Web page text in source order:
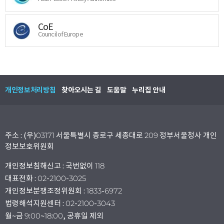
CoE
Council of Europe
개인정보처리방침 찾아오시는 길 도움말 누리집 안내
주소 : (우)03171 서울특별시 종로구 세종대로 209 정부서울청사 개인
정보보호위원회
개인정보침해신고 : 국번없이 118
대표전화 : 02-2100-3025
개인정보분쟁조정위원회 : 1833-6972
법령해석지원센터 : 02-2100-3043
월~금 9:00~18:00, 공휴일 제외